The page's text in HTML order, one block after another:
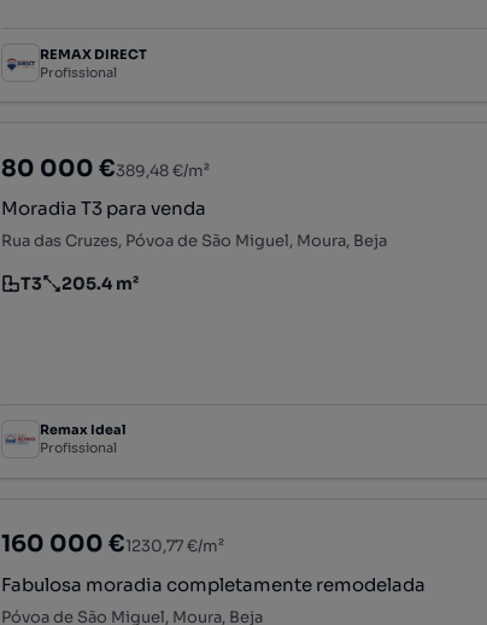
REMAX DIRECT
Profissional
80 000 €389,48 €/m²
Moradia T3 para venda
Rua das Cruzes, Póvoa de São Miguel, Moura, Beja
Tipologia
T3
Preço por metro quadrado
205.4 m²
Remax Ideal
Profissional
160 000 €1230,77 €/m²
Fabulosa moradia completamente remodelada
Póvoa de São Miguel, Moura, Beja